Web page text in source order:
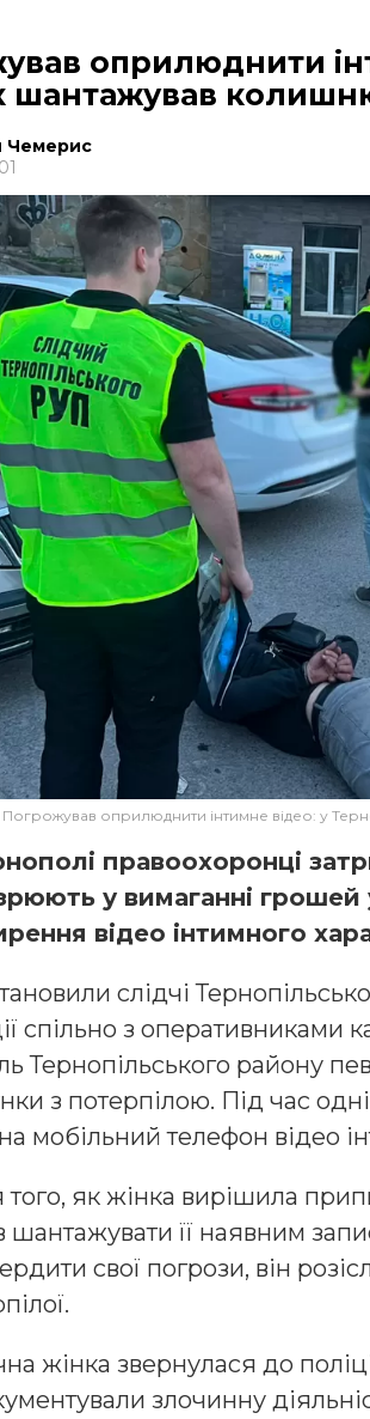
оприлюднити
шантажував
Чемерис
Погрожував оприлюднити інтимне відео: у
правоохоронці
у вимаганні грошей
відео інтимного
слідчі
спільно з оперативниками
Тернопільського району
з потерпілою. Під час
мобільний телефон відео
того, як жінка вирішила
шантажувати її наявним
свої погрози, він
жінка звернулася до
злочинну